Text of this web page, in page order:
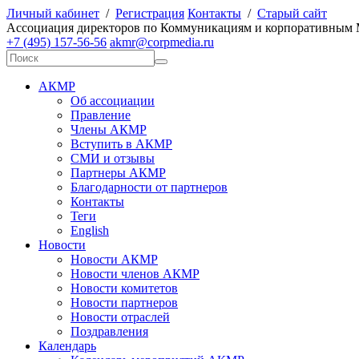
Личный кабинет / Регистрация Контакты / Старый сайт
Ассоциация директоров по Коммуникациям и корпоративным
+7 (495) 157-56-56 akmr@corpmedia.ru
АКМР
Об ассоциации
Правление
Члены АКМР
Вступить в АКМР
СМИ и отзывы
Партнеры АКМР
Благодарности от партнеров
Контакты
Теги
English
Новости
Новости АКМР
Новости членов АКМР
Новости комитетов
Новости партнеров
Новости отраслей
Поздравления
Календарь